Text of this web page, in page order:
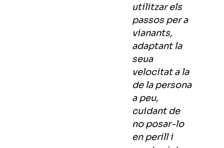
utilitzar els
passos per a
vianants,
adaptant la
seua
velocitat a la
de la persona
a peu,
cuidant de
no posar-lo
en perill i